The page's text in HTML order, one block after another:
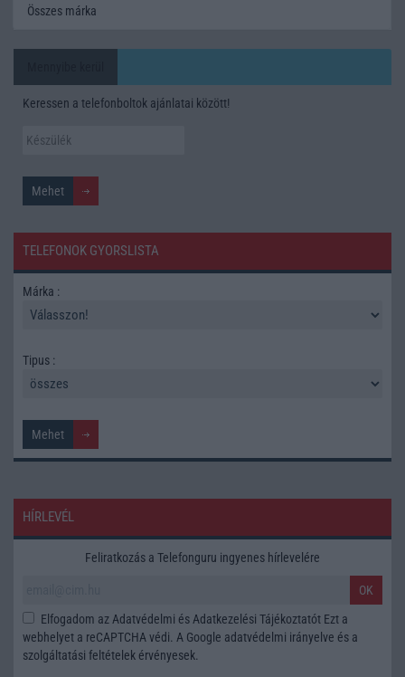
Összes márka
Keressen a telefonboltok ajánlatai között!
TELEFONOK GYORSLISTA
Márka :
Tipus :
HÍRLEVÉL
Feliratkozás a Telefonguru ingyenes hírlevelére
OK
Elfogadom az Adatvédelmi és Adatkezelési Tájékoztatót Ezt a
webhelyet a reCAPTCHA védi. A Google adatvédelmi irányelve és a
szolgáltatási feltételek érvényesek.